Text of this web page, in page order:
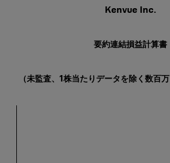
Kenvue Inc.
要約連結損益計算書
（未監査、1株当たりデータを除く数百